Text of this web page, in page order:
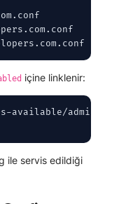
içine linklenir:
ile servis edildiği